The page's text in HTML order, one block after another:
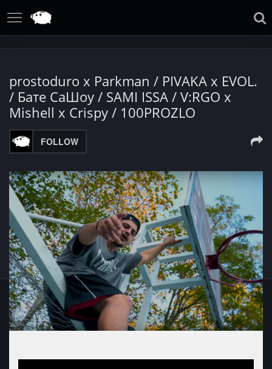
prostoduro x Parkman / PIVAKA x EVOL.
/ Бате СаШоу / SAMI ISSA / V:RGO x
Mishell x Crispy / 100PROZLO
FOLLOW